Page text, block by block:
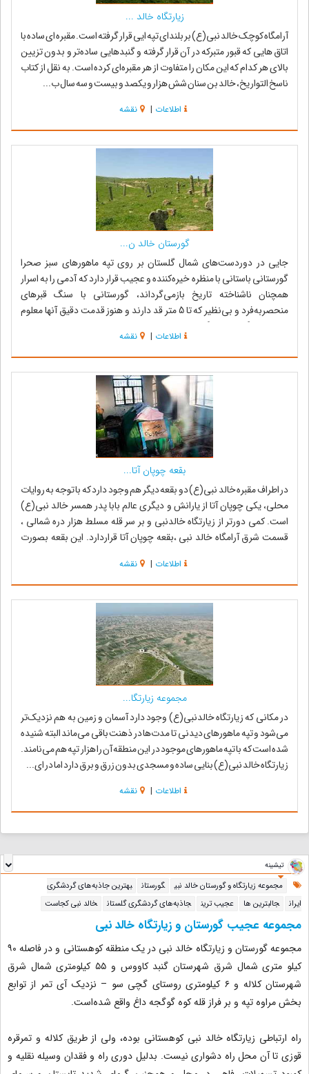
زیارتگاه خالد ...
آرامگاه کوچک خالد نبی(ع) بر بلندای تپه ایی قرار گرفته است. مقبره ای ساده با
اتاق هایی که قبور متبرکه در آن قرار گرفته و گنبدهایی ساده‌تر و بدون تزیین
بالای هر کدام که این مکان را متفاوت از هر مقبره‌ای کرده است. به نقل از کتاب
ناسخ التواریخ، خالد بن سنان شش هزار و یکصد و بیست و سه سال ب...
اطلاعات | نقشه
گورستان خالد ن...
جایی در دوردست‌های شمال گلستان بر روی تپه ماهورهای سبز صحرا
گورستانی باستانی با منظره خیره‌کننده و عجیب قرار دارد که آدمی را به اسرار
همچنان ناشناخته تاریخ بازمی‌گرداند، گورستانی با سنگ قبرهای
منحصربه‌فرد و بی‌نظیر که تا 5 متر قد دارند و هنوز قدمت دقیق آنها معلوم
نیست. سنگ مزارهای گورس...
اطلاعات | نقشه
بقعه چوپان آتا...
در اطراف مقبره خالد نبی(ع) دو بقعه دیگر هم وجود دارد که با توجه به روایات
محلی، یکی چوپان آتا از یارانش و دیگری عالم بابا پدر همسر خالد نبی(ع)
است. کمی دورتر از زیارتگاه خالدنبی و بر سر قله مسلط هزار دره شمالی ،
قسمت شرق آرامگاه خالد نبی ،بقعه چوپان آتا قراردارد. این بقعه بصورت
اطلاعات | نقشه
مجموعه زیارتگا...
در مکانی که زیارتگاه خالدنبی(ع) وجود دارد آسمان و زمین به هم نزدیک‌تر
می‌شود و تپه ماهورهای دیدنی تا مدت‌ها در ذهنت باقی می‌ماند البته شنیده
شده است که با تپه ماهورهای موجود در این منطقه آن را هزار تپه هم می‌نامند.
زیارتگاه خالد نبی(ع) بنایی ساده و مسجدی بدون زرق و برق دارد اما در ای...
اطلاعات | نقشه
تیشینه
مجموعه زیارتگاه و گورستان خالد نبی گورستان
بهترین جاذبه‌های گردشگری
ایران
جالبترین ها عجیب ترین جاذبه‌های گردشگری گلستان خالد نبی کجاست
مجموعه عجیب گورستان و زیارتگاه خالد نبی
مجموعه گورستان و زیارتگاه خالد نبی در یک منطقه کوهستانی و در فاصله ۹۰
کیلو متری شمال شرق شهرستان گنبد کاووس و ۵۵ کیلومتری شمال شرق
شهرستان کلاله و ۶ کیلومتری روستای گچی سو – نزدیک آی تمر از توابع
بخش مراوه تپه و بر فراز قله کوه گوگجه داغ واقع شده‌است.
راه ارتباطی زیارتگاه خالد نبی کوهستانی بوده، ولی از طریق کلاله و تمرقره
قوزی تا آن محل راه دشواری نیست. بدلیل دوری راه و فقدان وسیله نقلیه و